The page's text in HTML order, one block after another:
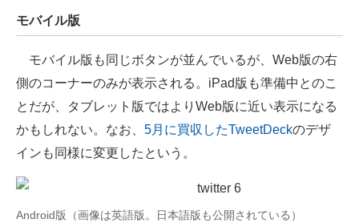
モバイル版
モバイル版も同じボタンが並んでいるが、Web版の右
側のコーナーのみが表示される。iPad版も準備中とのこ
とだが、タブレット版ではよりWeb版に近い表示になる
かもしれない。なお、 5月に買収したTweetDeckのデザ
インも同様に変更したという。
Android版（画像は英語版。日本語版も公開されている）